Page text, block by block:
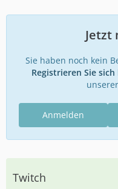
Jetzt
Sie haben noch kein
Registrieren Sie
Anmelden
Twitch